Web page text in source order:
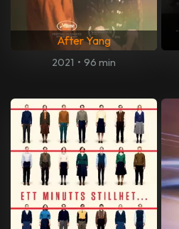
After Yang
2021 • 96 min